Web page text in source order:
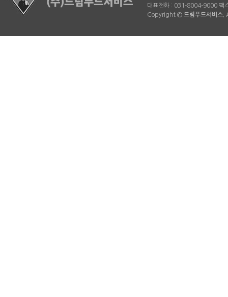
대표전화 : 031-8004-9000
Copyright © 드림푸드서비스.